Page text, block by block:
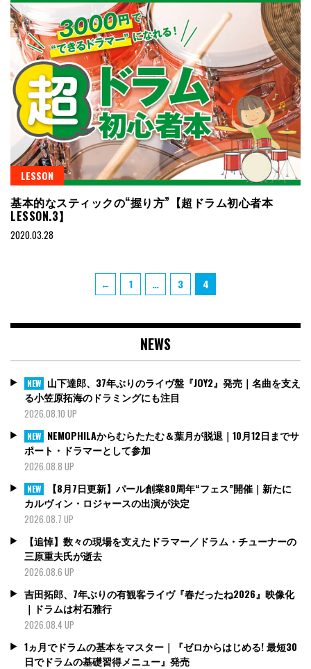
LESSON
基本的なスティックの“握り方”【超ドラム初心者本
LESSON.3】
2020.03.28
← Page
1 … Page
3 Page
4
NEWS
NEW 山下達郎、37年ぶりのライヴ盤『JOY2』発売｜名曲を支え
る小笠原拓海のドラミングにも注目
2026.08.10 UP
NEW NEMOPHILAからむらたたむ＆葉月が脱退｜10月12日までサ
ポート・ドラマーとして参加
2026.08.8 UP
NEW
【8月7日更新】パール創業80周年“フェス”開催｜新たに
カルヴィン・ロジャースの出演が決定
2026.08.7 UP
【追悼】数々の現場を支えたドラマー／ドラム・チューナーの
三原重夫氏が逝去
2026.08.6 UP
吉田拓郎、7年ぶりの有観客ライヴ『春だったね2026』映像化
｜ドラムは村石雅行
2026.08.4 UP
1ヵ月でドラムの基本をマスター｜『ゼロからはじめる! 最短30
日でドラムの基礎習得メニュー』発売